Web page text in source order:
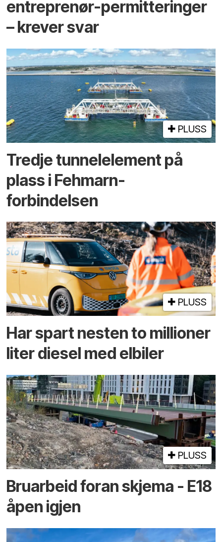
entreprenør-permitteringer
– krever svar
PLUSS
Tredje tunnel­element på
plass i Fehmarn-
forbindelsen
PLUSS
Har spart nesten to millioner
liter diesel med elbiler
PLUSS
Bruarbeid foran skjema - E18
åpen igjen